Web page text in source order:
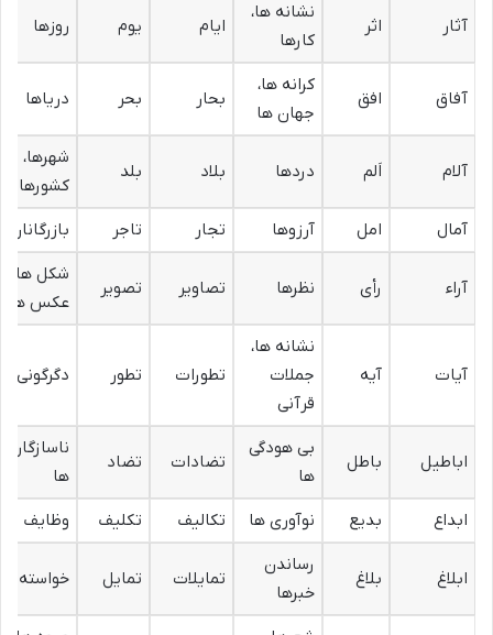
آثار اثر
نشانه ها،
کارها
ایام یوم روزها
آفاق افق
کرانه ها،
جهان ها
بحار بحر دریاها
آلام اَلم دردها بلاد بلد
شهرها،
کشورها
آمال
امل آرزوها تجار تاجر بازرگانان
آراء رأی نظرها تصاویر تصویر
شکل ها،
عکس ها
آیات آیه
نشانه ها،
جملات
قرآنی
تطورات تطور دگرگونی
اباطیل باطل
بی هودگی
ها
تضادات تضاد
ناسازگاری
ها
ابداع
بدیع نوآوری ها تکالیف تکلیف وظایف
ابلاغ بلاغ
رساندن
خبرها
تمایلات تمایل خواسته